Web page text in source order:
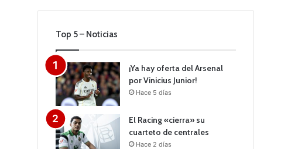
Top 5 – Noticias
¡Ya hay oferta del Arsenal
por Vinicius Junior!
Hace 5 días
El Racing «cierra» su
cuarteto de centrales
Hace 2 días